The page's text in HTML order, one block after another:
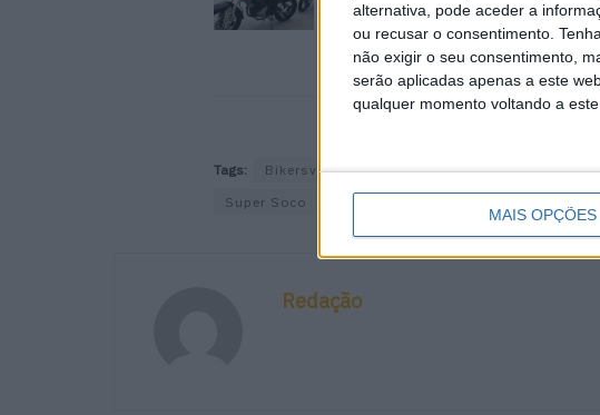
alternativa, pode aceder a
ou recusar o consentimento.
não exigir o seu consentimento,
serão aplicadas apenas a este
qualquer momento voltando a
MAIS OPÇÕES
8 AGOSTO, 2026
Tags: Bikersville Caramulo Motorfestival
Super Soco
Redação